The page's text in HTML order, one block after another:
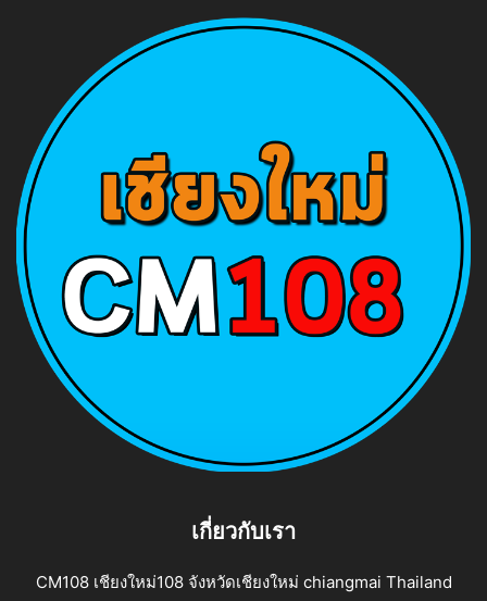
เกี่ยวกับเรา
CM108 เชียงใหม่108 จังหวัดเชียงใหม่ chiangmai Thailand